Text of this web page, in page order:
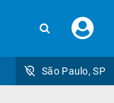
seu
São Paulo, SP